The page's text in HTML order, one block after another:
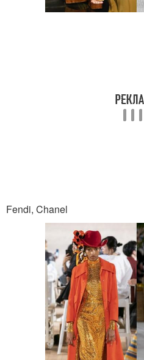
Fendi, Chanel